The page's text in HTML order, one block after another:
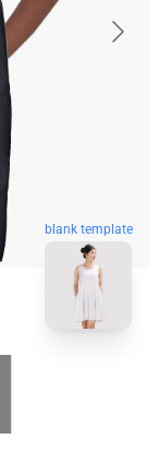
blank template